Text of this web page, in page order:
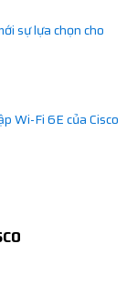
sự lựa chọn cho
Wi-Fi 6E của Cisco